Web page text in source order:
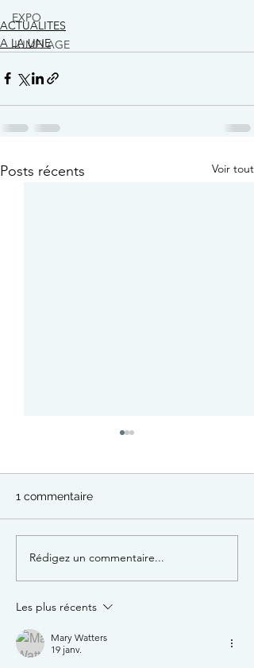
EXPO
JUMELAGE
ACTUALITES
A LA UNE
Posts récents Voir tout
Campagne de capture
1 commentaire
Rédigez un commentaire...
Les plus récents
Mary Watters
19 janv.